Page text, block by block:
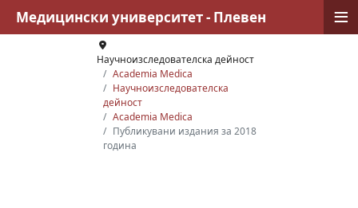
Научноизследователска дейност
Academia Medica
Научноизследователска
дейност
Academia Medica
Публикувани издания за 2018
година
Медицински университет - Плевен ≡